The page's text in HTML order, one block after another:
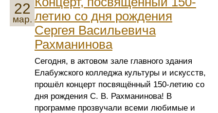
22
мар. летию со дня рождения
Сергея Васильевича
Рахманинова
Сегодня, в актовом зале главного здания
Елабужского колледжа культуры и искусств,
прошёл концерт посвящённый 150-летию со
дня рождения С. В. Рахманинова! В
программе прозвучали всеми любимые и